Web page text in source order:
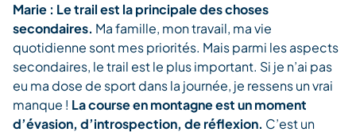
Marie : Le trail est la principale des choses
secondaires. Ma famille, mon travail, ma vie
quotidienne sont mes priorités. Mais parmi les aspects
secondaires, le trail est le plus important. Si je n’ai pas
eu ma dose de sport dans la journée, je ressens un vrai
manque ! La course en montagne est un moment
d’évasion, d’introspection, de réflexion. C’est un